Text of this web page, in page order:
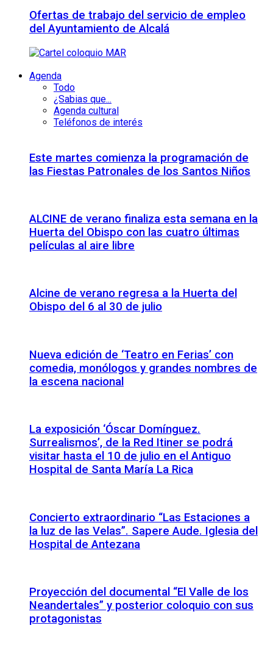
Ofertas de trabajo del servicio de empleo
del Ayuntamiento de Alcalá
Agenda
Todo
¿Sabias que...
Agenda cultural
Teléfonos de interés
Este martes comienza la programación de
las Fiestas Patronales de los Santos Niños
ALCINE de verano finaliza esta semana en la
Huerta del Obispo con las cuatro últimas
películas al aire libre
Alcine de verano regresa a la Huerta del
Obispo del 6 al 30 de julio
Nueva edición de ‘Teatro en Ferias’ con
comedia, monólogos y grandes nombres de
la escena nacional
La exposición ‘Óscar Domínguez.
Surrealismos’, de la Red Itiner se podrá
visitar hasta el 10 de julio en el Antiguo
Hospital de Santa María La Rica
Concierto extraordinario “Las Estaciones a
la luz de las Velas”. Sapere Aude. Iglesia del
Hospital de Antezana
Proyección del documental “El Valle de los
Neandertales” y posterior coloquio con sus
protagonistas